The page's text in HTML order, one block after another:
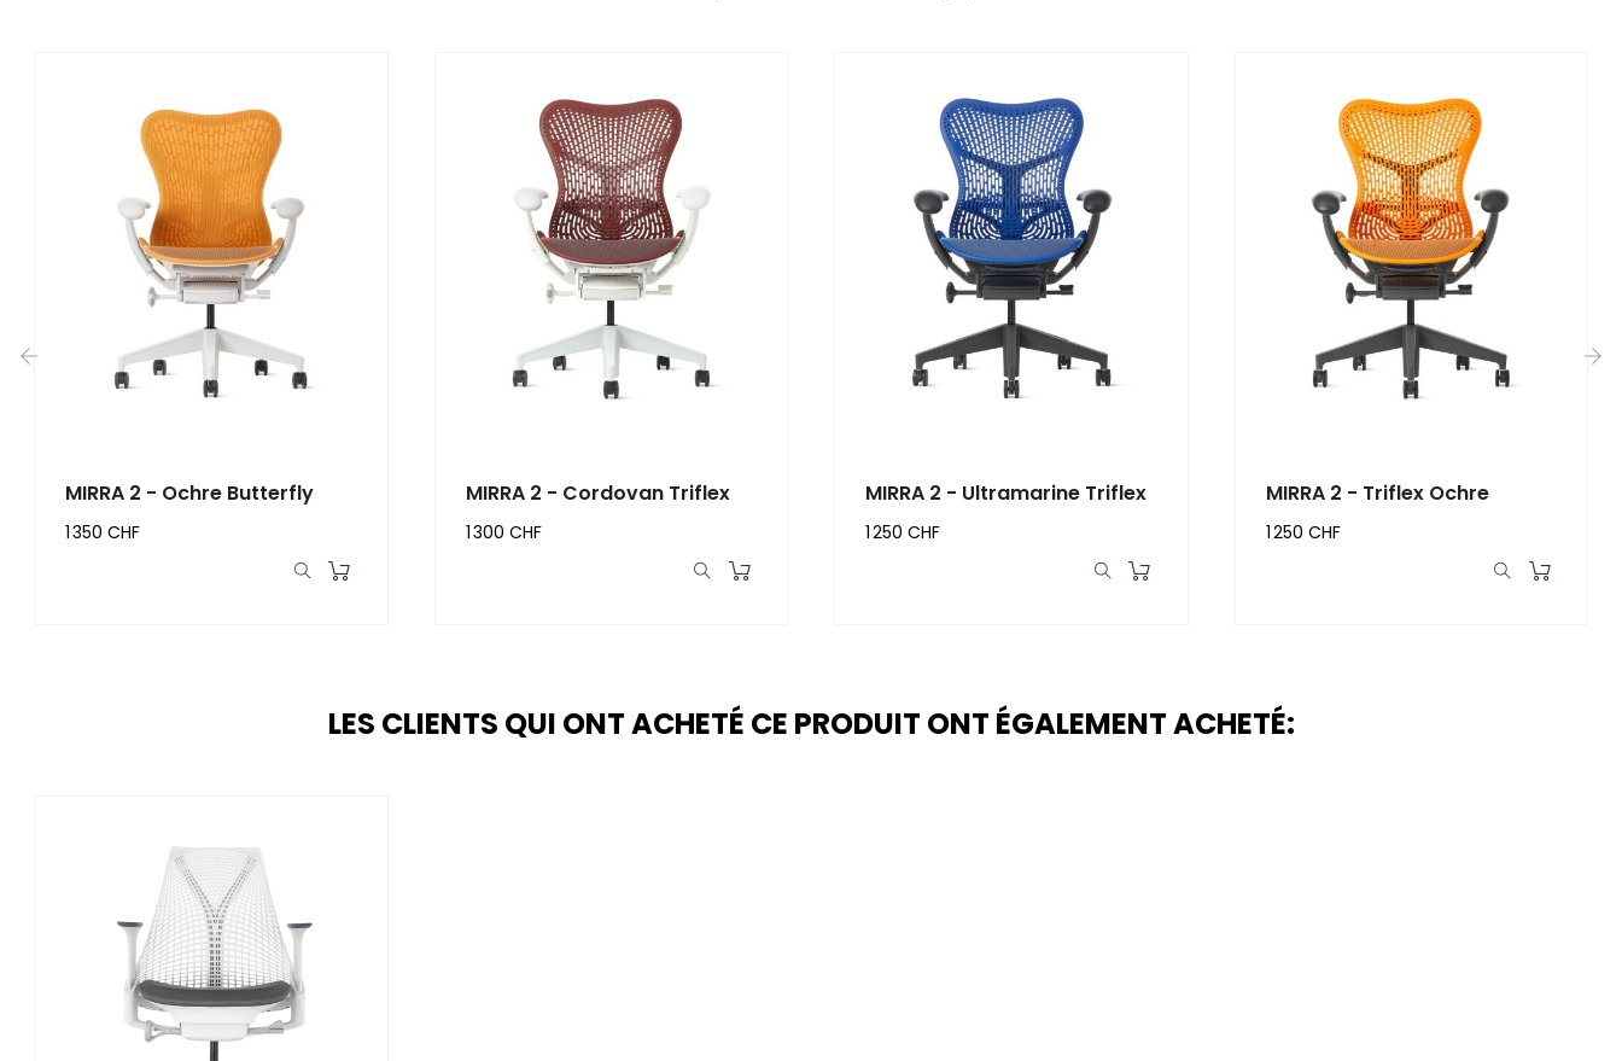
MIRRA 2 - Ochre Butterfly
1 350 CHF
MIRRA 2 - Cordovan Triflex
1 300 CHF
MIRRA 2 - Ultramarine Triflex
1 250 CHF
MIRRA 2 - Triflex Ochre
1 250 CHF
LES CLIENTS QUI ONT ACHETÉ CE PRODUIT ONT ÉGALEMENT ACHETÉ: